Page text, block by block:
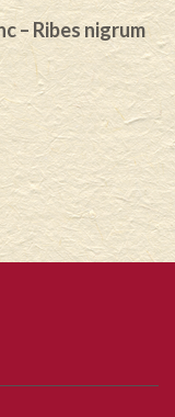
– Ribes nigrum